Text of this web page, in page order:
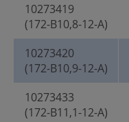
10273419
(172-B10,8-12-A)
10273420
(172-B10,9-12-A)
10273433
(172-B11,1-12-A)